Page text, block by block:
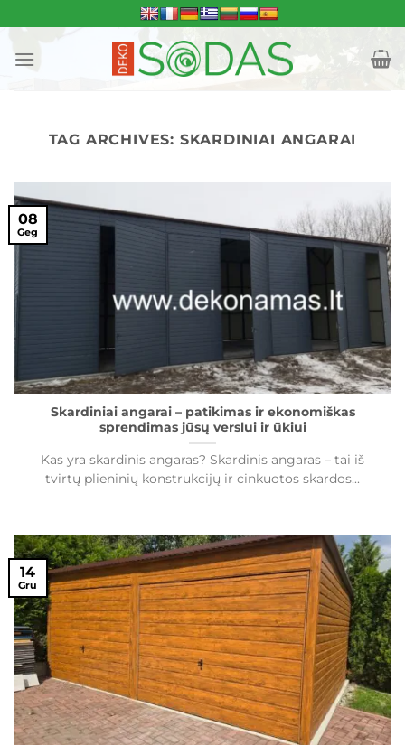
to
content
TAG ARCHIVES: SKARDINIAI ANGARAI
Skardiniai angarai – patikimas ir ekonomiškas
sprendimas jūsų verslui ir ūkiui
Kas yra skardinis angaras? Skardinis angaras – tai iš
tvirtų plieninių konstrukcijų ir cinkuotos skardos...
08
Geg
14
Gru